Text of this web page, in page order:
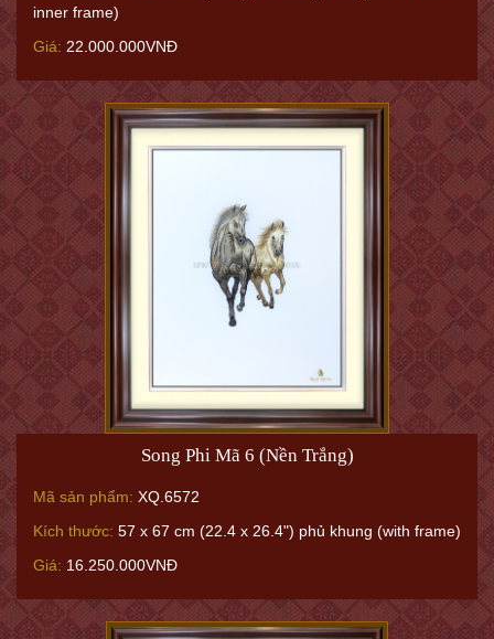
inner frame)
Giá: 22.000.000VNĐ
Song Phi Mã 6 (Nền Trắng)
Mã sản phẩm: XQ.6572
Kích thước: 57 x 67 cm (22.4 x 26.4") phủ khung (with frame)
Giá: 16.250.000VNĐ